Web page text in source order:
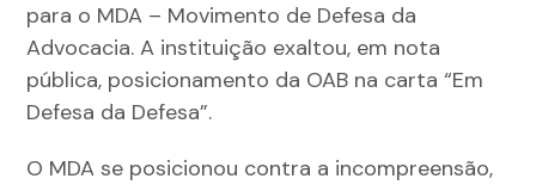
para o MDA – Movimento de Defesa da
Advocacia. A instituição exaltou, em nota
pública, posicionamento da OAB na carta “Em
Defesa da Defesa”.
O MDA se posicionou contra a incompreensão,